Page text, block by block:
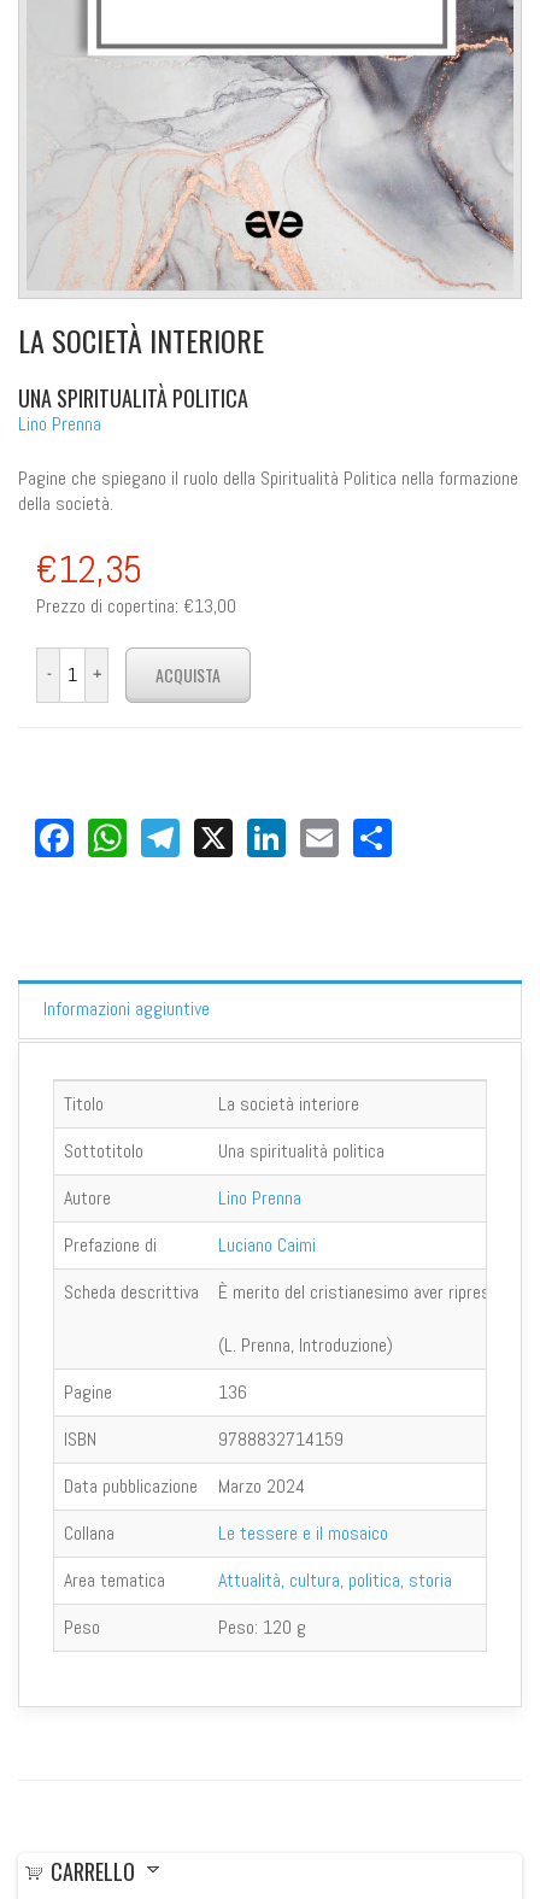
LA SOCIETÀ INTERIORE
UNA SPIRITUALITÀ POLITICA
Lino Prenna
Pagine che spiegano il ruolo della Spiritualità Politica nella formazione
della società.
€12,35
Prezzo di copertina: €13,00
Facebook
WhatsApp
Telegram
X LinkedIn
Email
Informazioni aggiuntive
Titolo
La società interiore
Sottotitolo
Una spiritualità politica
Autore
Lino Prenna
Prefazione di
Luciano Caimi
Scheda descrittiva
È merito del cristianesimo aver ripreso e
(L. Prenna, Introduzione)
Pagine
136
ISBN
9788832714159
Data pubblicazione
Marzo 2024
Collana
Le tessere e il mosaico
Area tematica
Attualità, cultura, politica, storia
Peso
Peso: 120 g
CARRELLO